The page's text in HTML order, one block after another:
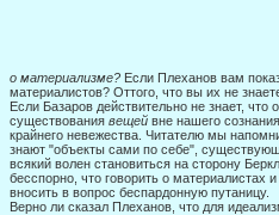
о материализме? Если Плеханов вам
материалистов? Оттого, что вы их не
Если Базаров действительно не знает,
существования вещей вне нашего
крайнего невежества. Читателю мы
знают "объекты сами по себе",
всякий волен становиться на сторону
бесспорно, что говорить о материалистах
вносить в вопрос беспардонную путаницу.
Верно ли сказал Плеханов, что для